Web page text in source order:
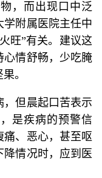
，而出现口中泛
学附属医院主任中
旺”有关。建议这
心情舒畅，少吃腌
。
，但晨起口苦表示
是疾病的预警信
痛、恶心，甚至呕
降情况时，应到医